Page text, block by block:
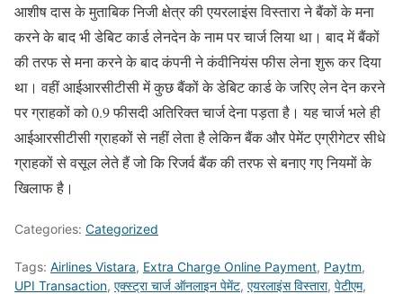
आशीष दास के मुताबिक निजी क्षेत्र की एयरलाइंस विस्तारा ने बैंकों के मना
करने के बाद भी डेबिट कार्ड लेनदेन के नाम पर चार्ज लिया था। बाद में बैंकों
की तरफ से मना करने के बाद कंपनी ने कंवीनियंस फीस लेना शुरू कर दिया
था। वहीं आईआरसीटीसी में कुछ बैंकों के डेबिट कार्ड के जरिए लेन देन करने
पर ग्राहकों को 0.9 फीसदी अतिरिक्त चार्ज देना पड़ता है। यह चार्ज भले ही
आईआरसीटीसी ग्राहकों से नहीं लेता है लेकिन बैंक और पेमेंट एग्रीगेटर सीधे
ग्राहकों से वसूल लेते हैं जो कि रिजर्व बैंक की तरफ से बनाए गए नियमों के
खिलाफ है।
Categories: Categorized
Tags: Airlines Vistara, Extra Charge Online Payment, Paytm,
UPI Transaction, एक्स्ट्रा चार्ज ऑनलाइन पेमेंट, एयरलाइंस विस्तारा, पेटीएम,